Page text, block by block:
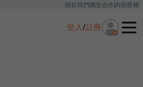
關於我們廣告合作內容授權
登入/註冊